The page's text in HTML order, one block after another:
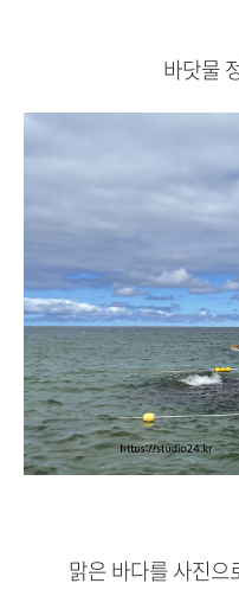
바닷물
맑은 바다를 사진으